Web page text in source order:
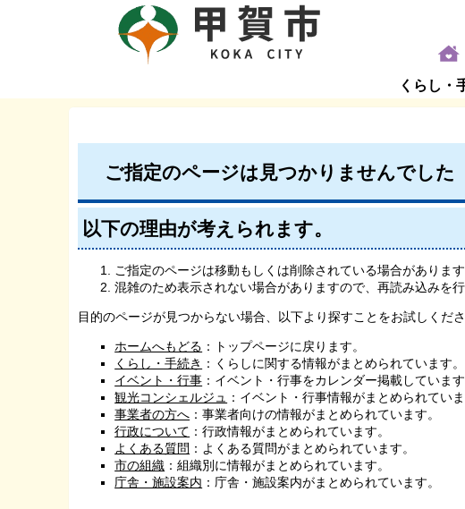
くらし・
ご指定のページは見つかりませんでした
以下の理由が考えられます。
ご指定のページは移動もしくは削除されている場合があります
混雑のため表示されない場合がありますので、再読み込みを行
目的のページが見つからない場合、以下より探すことをお試しくださ
ホームへもどる ：トップページに戻ります。
くらし・手続き ：くらしに関する情報がまとめられています。
イベント・行事 ：イベント・行事をカレンダー掲載しています
観光コンシェルジュ ：イベント・行事情報がまとめられていま
事業者の方へ ：事業者向けの情報がまとめられています。
行政について ：行政情報がまとめられています。
よくある質問 ：よくある質問がまとめられています。
市の組織 ：組織別に情報がまとめられています。
庁舎・施設案内 ：庁舎・施設案内がまとめられています。